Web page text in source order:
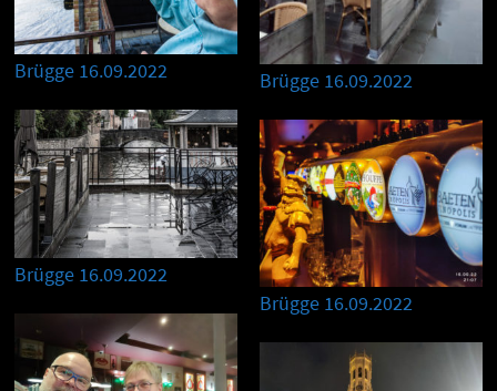
Brügge 16.09.2022
Brügge 16.09.2022
Brügge 16.09.2022
Brügge 16.09.2022